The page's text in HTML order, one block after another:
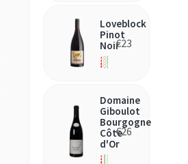
Loveblock
Pinot
Noir
€23
Domaine
Giboulot
Bourgogne
Côte
d'Or
€26